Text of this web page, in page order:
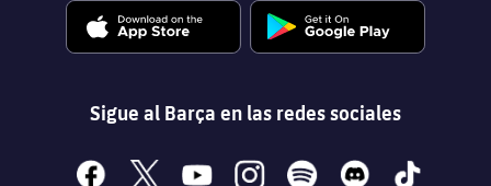
Sigue al Barça en las redes sociales
facebook
x youtubeinstagramspotify discord tiktok